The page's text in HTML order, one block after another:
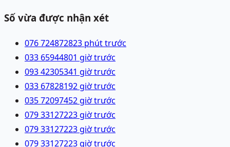
Số vừa được nhận xét
076 724872823 phút trước
033 65944801 giờ trước
093 42305341 giờ trước
033 67828192 giờ trước
035 72097452 giờ trước
079 33127223 giờ trước
079 33127223 giờ trước
079 33127223 giờ trước